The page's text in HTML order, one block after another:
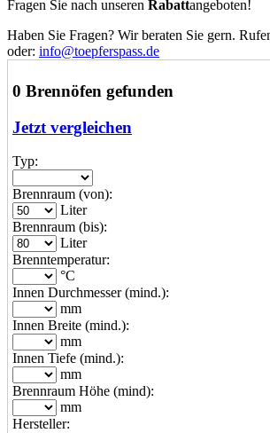
Fragen Sie nach unseren Rabattangeboten!
Haben Sie Fragen? Wir beraten Sie gern.
oder: info@toepferspass.de
0 Brennöfen gefunden
Jetzt vergleichen
Typ:
Brennraum (von):
Liter
Brennraum (bis):
Liter
Brenntemperatur:
°C
Innen Durchmesser (mind.):
mm
Innen Breite (mind.):
mm
Innen Tiefe (mind.):
mm
Brennraum Höhe (mind):
mm
Hersteller: